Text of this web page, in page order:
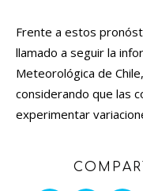
Frente a estos
llamado a seguir la
Meteorológica de
considerando que las
experimentar